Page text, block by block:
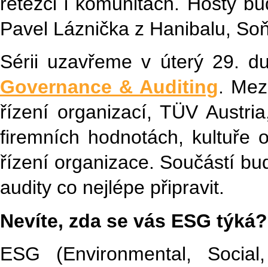
Pavel Láznička z Hanibalu,
Sérii uzavřeme v úterý 29.
Governance & Auditing.
řízení organizací, TÜV
firemních hodnotách, kultuře
řízení organizace. Součástí
audity co nejlépe připravit.
Nevíte, zda se vás ESG týká?
ESG (Environmental,